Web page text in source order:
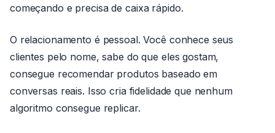
começando e precisa de caixa rápido.
O relacionamento é pessoal. Você conhece seus
clientes pelo nome, sabe do que eles gostam,
consegue recomendar produtos baseado em
conversas reais. Isso cria fidelidade que nenhum
algoritmo consegue replicar.